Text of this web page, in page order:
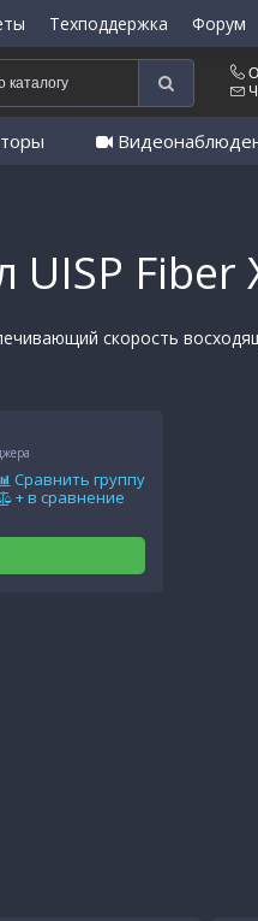
Техподдержка Форум
Fiber
скорость
Сравнить группу
+ в сравнение